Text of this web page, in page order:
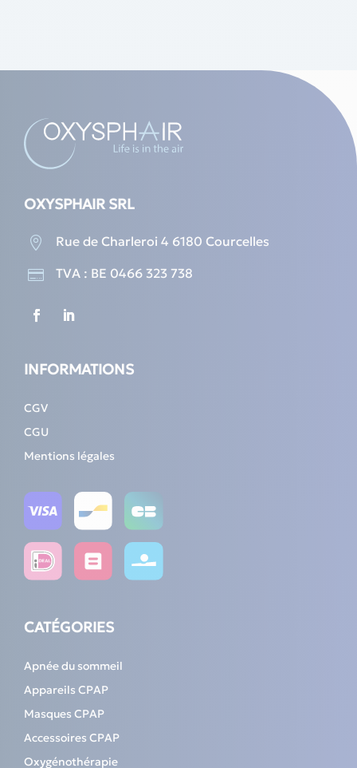
OXYSPHAIR SRL
 Rue de Charleroi 4 6180 Courcelles
 TVA : BE 0466 323 738
INFORMATIONS
CGV
CGU
Mentions légales
CATÉGORIES
Apnée du sommeil
Appareils CPAP
Masques CPAP
Accessoires CPAP
Oxygénothérapie